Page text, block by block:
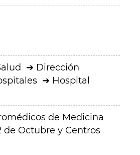
Dirección
Hospital
de Medicina
de Octubre y Centros